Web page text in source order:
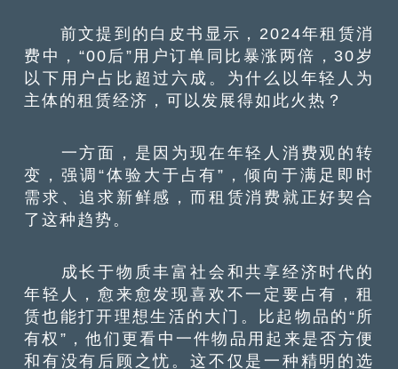
前文提到的白皮书显示，2024年租赁消
费中，“00后”用户订单同比暴涨两倍，30岁
以下用户占比超过六成。为什么以年轻人为
主体的租赁经济，可以发展得如此火热？
一方面，是因为现在年轻人消费观的转
变，强调“体验大于占有”，倾向于满足即时
需求、追求新鲜感，而租赁消费就正好契合
了这种趋势。
成长于物质丰富社会和共享经济时代的
年轻人，愈来愈发现喜欢不一定要占有，租
赁也能打开理想生活的大门。比起物品的“所
有权”，他们更看中一件物品用起来是否方便
和有没有后顾之忧。这不仅是一种精明的选